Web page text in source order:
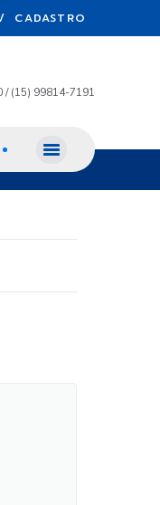
CADASTRO
/ (15) 99814-7191